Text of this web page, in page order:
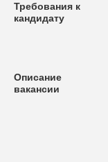
Требования к
кандидату
Описание
вакансии